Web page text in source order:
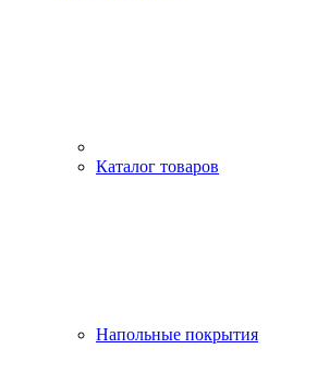
Каталог товаров
Напольные покрытия